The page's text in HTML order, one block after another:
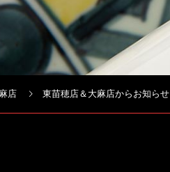
店 東苗穂店＆大麻店からお知らせ